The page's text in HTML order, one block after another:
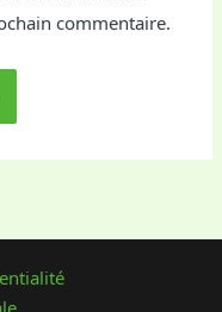
commentaire.